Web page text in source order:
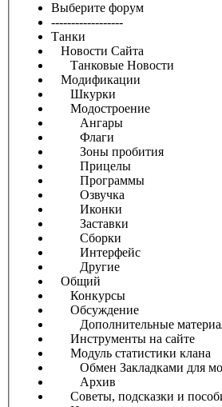
Выберите форум
------------------
Танки
Новости Сайта
Танковые Новости
Модификации
Шкурки
Модостроение
Ангары
Флаги
Зоны пробития
Прицелы
Программы
Озвучка
Иконки
Заставки
Сборки
Интерфейс
Другие
Общий
Конкурсы
Обсуждение
Дополнительные
Инструменты на сайте
Модуль статистики клана
Обмен Закладками для
Архив
Советы, подсказки и